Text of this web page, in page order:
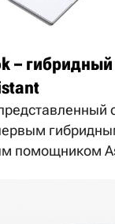
–
помощником